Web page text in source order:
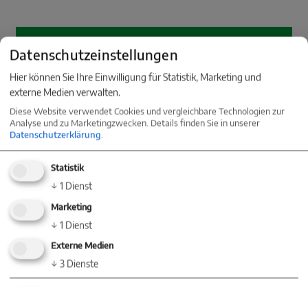
Datenschutzeinstellungen
Hier können Sie Ihre Einwilligung für Statistik, Marketing und
externe Medien verwalten.
Diese Website verwendet Cookies und vergleichbare Technologien zur
Analyse und zu Marketingzwecken. Details finden Sie in unserer
Datenschutzerklärung.
Statistik
↓ 1 Dienst
Marketing
↓ 1 Dienst
Externe Medien
↓ 3 Dienste